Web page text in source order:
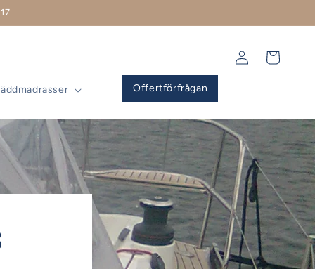
Offertförfrågan
Logga
Varukorg